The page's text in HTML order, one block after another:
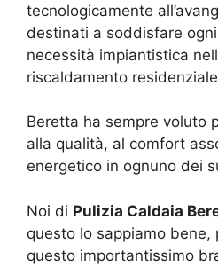
tecnologicamente
destinati a soddisfare
necessità impiantistica
riscaldamento
Beretta ha sempre voluto
alla qualità, al comfort
energetico in ognuno dei
Noi di Pulizia Caldaia
questo lo sappiamo bene,
questo importantissimo